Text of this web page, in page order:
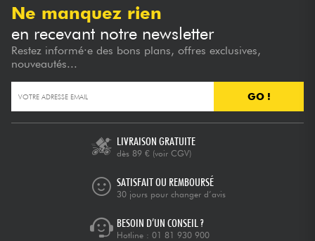
Ne manquez rien
en recevant notre newsletter
Restez informé·e des bons plans, offres exclusives,
nouveautés...
GO !
LIVRAISON GRATUITE
dès 89 € (voir CGV)
SATISFAIT OU REMBOURSÉ
30 jours pour changer d’avis
BESOIN D’UN CONSEIL ?
Hotline : 01 81 930 900